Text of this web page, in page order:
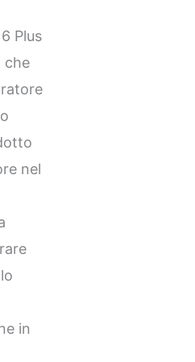
Plus
che
nel
in